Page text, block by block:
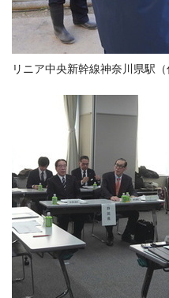
リニア中央新幹線神奈川県駅